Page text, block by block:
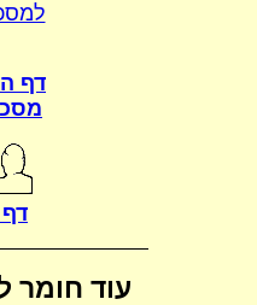
דף
עוד חומר